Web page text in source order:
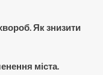
Як знизити
міста.